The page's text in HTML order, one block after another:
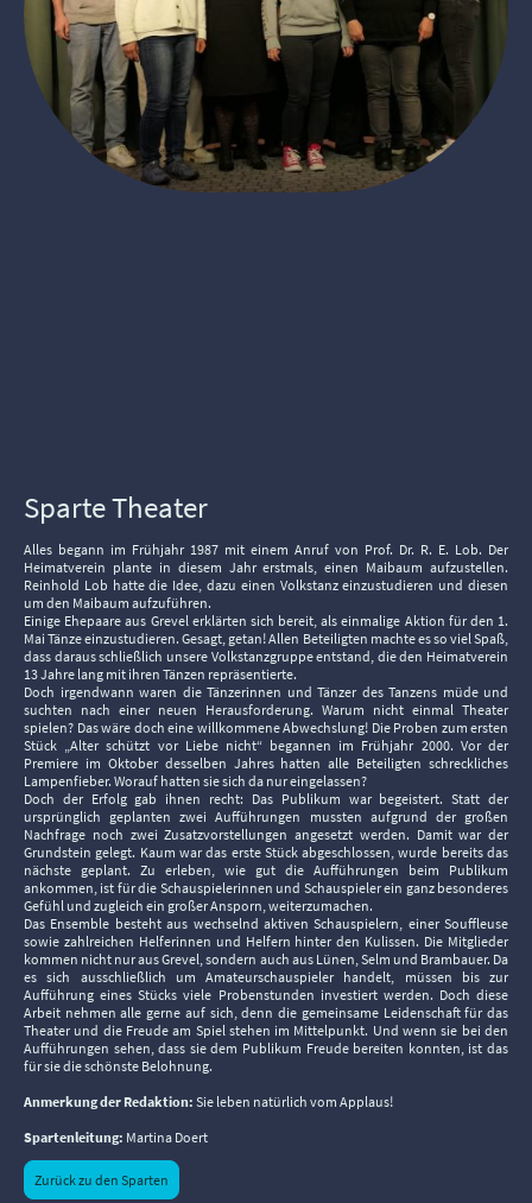
Sparte Theater
Alles begann im Frühjahr 1987 mit einem Anruf von Prof. Dr. R. E. Lob. Der
Heimatverein plante in diesem Jahr erstmals, einen Maibaum aufzustellen.
Reinhold Lob hatte die Idee, dazu einen Volkstanz einzustudieren und diesen
um den Maibaum aufzuführen.
Einige Ehepaare aus Grevel erklärten sich bereit, als einmalige Aktion für den 1.
Mai Tänze einzustudieren. Gesagt, getan! Allen Beteiligten machte es so viel Spaß,
dass daraus schließlich unsere Volkstanzgruppe entstand, die den Heimatverein
13 Jahre lang mit ihren Tänzen repräsentierte.
Doch irgendwann waren die Tänzerinnen und Tänzer des Tanzens müde und
suchten nach einer neuen Herausforderung. Warum nicht einmal Theater
spielen? Das wäre doch eine willkommene Abwechslung! Die Proben zum ersten
Stück „Alter schützt vor Liebe nicht“ begannen im Frühjahr 2000. Vor der
Premiere im Oktober desselben Jahres hatten alle Beteiligten schreckliches
Lampenfieber. Worauf hatten sie sich da nur eingelassen?
Doch der Erfolg gab ihnen recht: Das Publikum war begeistert. Statt der
ursprünglich geplanten zwei Aufführungen mussten aufgrund der großen
Nachfrage noch zwei Zusatzvorstellungen angesetzt werden. Damit war der
Grundstein gelegt. Kaum war das erste Stück abgeschlossen, wurde bereits das
nächste geplant. Zu erleben, wie gut die Aufführungen beim Publikum
ankommen, ist für die Schauspielerinnen und Schauspieler ein ganz besonderes
Gefühl und zugleich ein großer Ansporn, weiterzumachen.
Das Ensemble besteht aus wechselnd aktiven Schauspielern, einer Souffleuse
sowie zahlreichen Helferinnen und Helfern hinter den Kulissen. Die Mitglieder
kommen nicht nur aus Grevel, sondern auch aus Lünen, Selm und Brambauer. Da
es sich ausschließlich um Amateurschauspieler handelt, müssen bis zur
Aufführung eines Stücks viele Probenstunden investiert werden. Doch diese
Arbeit nehmen alle gerne auf sich, denn die gemeinsame Leidenschaft für das
Theater und die Freude am Spiel stehen im Mittelpunkt. Und wenn sie bei den
Aufführungen sehen, dass sie dem Publikum Freude bereiten konnten, ist das
für sie die schönste Belohnung.
Anmerkung der Redaktion: Sie leben natürlich vom Applaus!
Spartenleitung: Martina Doert
Zurück zu den Sparten